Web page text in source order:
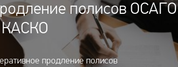
полисов ОСАГО
продление полисов